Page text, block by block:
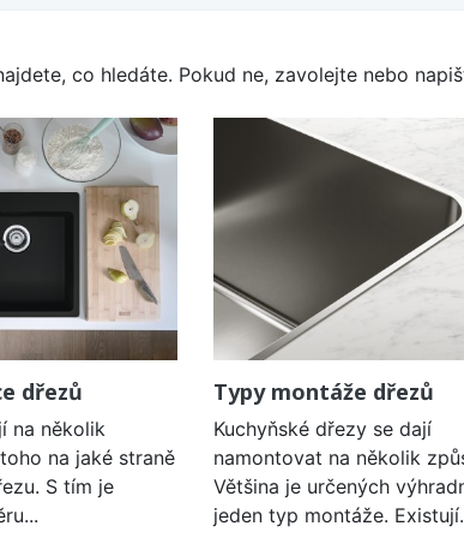
co hledáte. Pokud ne, zavolejte nebo
dřezů
na několik
na jaké straně
S tím je
Typy montáže dřezů
Kuchyňské dřezy se dají
namontovat na několik
Většina je určených
jeden typ montáže.